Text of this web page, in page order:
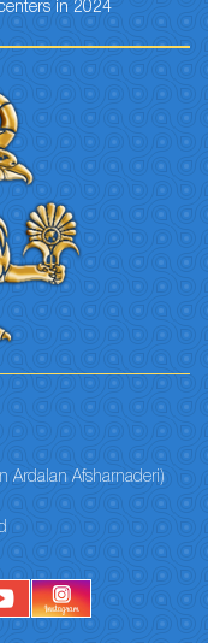
in 2024
Ardalan Afsharnaderi)